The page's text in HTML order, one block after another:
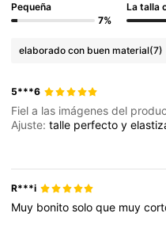
Pequeña
7%
La talla
elaborado con buen material(7)
5***6
Fiel a las imágenes del
Ajuste:talle perfectoy
R***i
Muy bonitosoloque muy